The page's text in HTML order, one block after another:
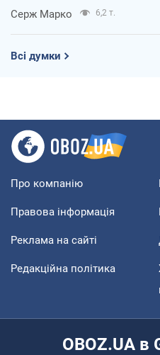
Серж Марко 6,2 т.
Всі думки
Про компанію
Правова інформація
Реклама на сайті
Редакційна політика
OBOZ.UA в